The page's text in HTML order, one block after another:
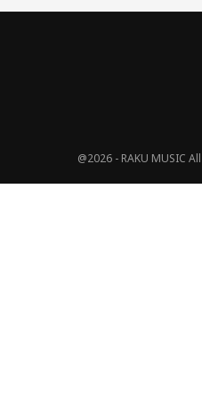
@2026 - RAKU MUSIC